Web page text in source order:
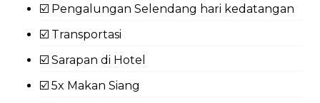
☑️ Pengalungan Selendang hari kedatangan
☑️ Transportasi
☑️ Sarapan di Hotel
☑️ 5x Makan Siang